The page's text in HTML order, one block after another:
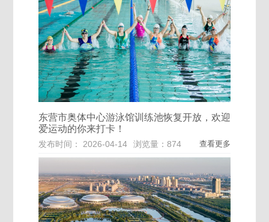
东营市奥体中心游泳馆训练池恢复开放，欢迎
爱运动的你来打卡！
发布时间： 2026-04-14 浏览量：874 查看更多